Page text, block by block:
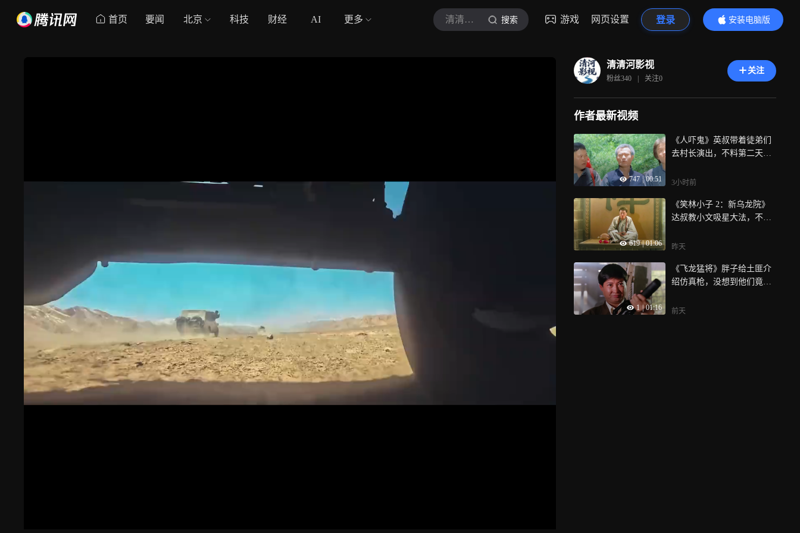
首页 要闻 北京 科技 财经 AI 更多 清清河影视 搜索 游戏 网页设置 登录
安装电脑版
内容更精彩
清清河影视
粉丝340 | 关注0
关注
作者最新视频
747 | 00:51
《人吓鬼》英叔带着徒弟们
去村长演出，不料第二天却
3小时前
619 | 01:06
《笑林小子 2：新乌龙院》
达叔教小文吸星大法，不料
昨天
1 | 01:16
《飞龙猛将》胖子给土匪介
绍仿真枪，没想到他们竟想
前天